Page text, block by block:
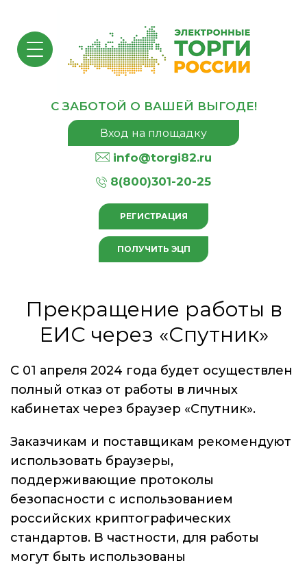
С ЗАБОТОЙ О ВАШЕЙ ВЫГОДЕ!
Вход на площадку
info@torgi82.ru
8(800)301-20-25
РЕГИСТРАЦИЯ
ПОЛУЧИТЬ ЭЦП
Прекращение работы в
ЕИС через «Спутник»
С 01 апреля 2024 года будет осуществлен
полный отказ от работы в личных
кабинетах через браузер «Спутник».
Заказчикам и поставщикам рекомендуют
использовать браузеры,
поддерживающие протоколы
безопасности с использованием
российских криптографических
стандартов. В частности, для работы
могут быть использованы